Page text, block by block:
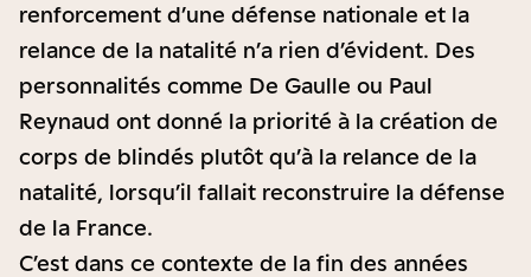
renforcement d’une défense nationale et la
relance de la natalité n’a rien d’évident. Des
personnalités comme De Gaulle ou Paul
Reynaud ont donné la priorité à la création de
corps de blindés plutôt qu’à la relance de la
natalité, lorsqu’il fallait reconstruire la défense
de la France.
C’est dans ce contexte de la fin des années